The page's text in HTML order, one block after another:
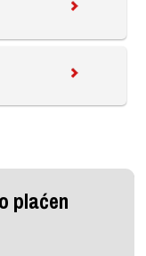
plaćen